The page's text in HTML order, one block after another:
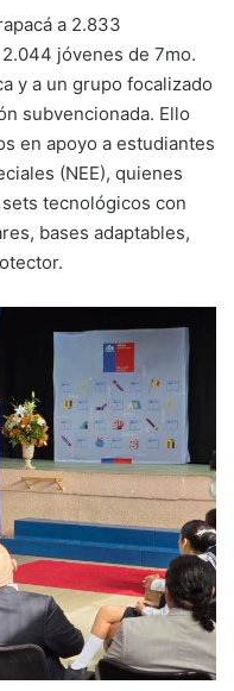
a 2.833
jóvenes de 7mo.
y a un grupo focalizado
subvencionada. Ello
en apoyo a estudiantes
(NEE), quienes
tecnológicos con
bases adaptables,